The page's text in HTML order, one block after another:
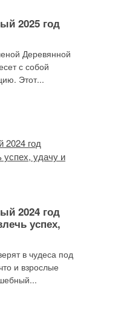
2025 год
Деревянной
с собой
Этот...
2024 год
успех,
в чудеса под
и взрослые